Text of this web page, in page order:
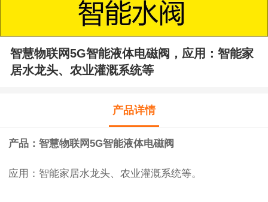
智慧物联网5G智能液体电磁阀，应用：智能家
居水龙头、农业灌溉系统等
产品详情
产品：智慧物联网5G智能液体电磁阀
应用：智能家居水龙头、农业灌溉系统等。